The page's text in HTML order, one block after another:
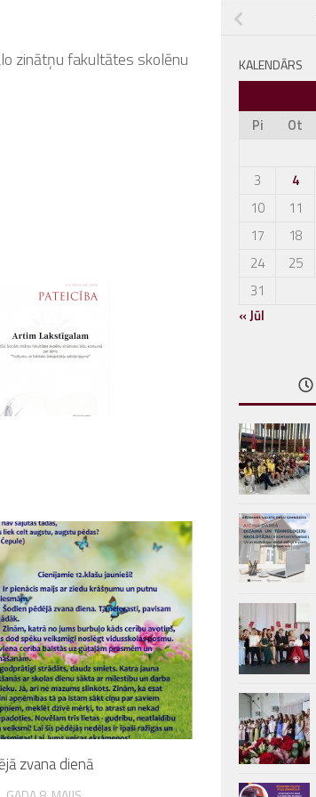
zinātņu fakultātes skolēnu
zvana dienā
KALENDĀRS
Pi
Ot
3
4
10
11
17
18
24
25
31
« Jūl